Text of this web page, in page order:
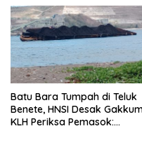
Batu Bara Tumpah di Teluk
Benete, HNSI Desak
KLH Periksa Pemasok: